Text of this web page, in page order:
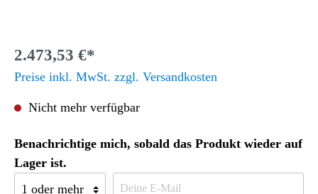
2.473,53 €*
Preise inkl. MwSt. zzgl. Versandkosten
Nicht mehr verfügbar
Benachrichtige mich, sobald das Produkt wieder auf
Lager ist.